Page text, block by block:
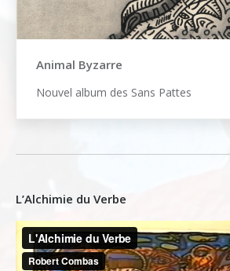
Animal Byzarre
Nouvel album des Sans Pattes
L’Alchimie du Verbe